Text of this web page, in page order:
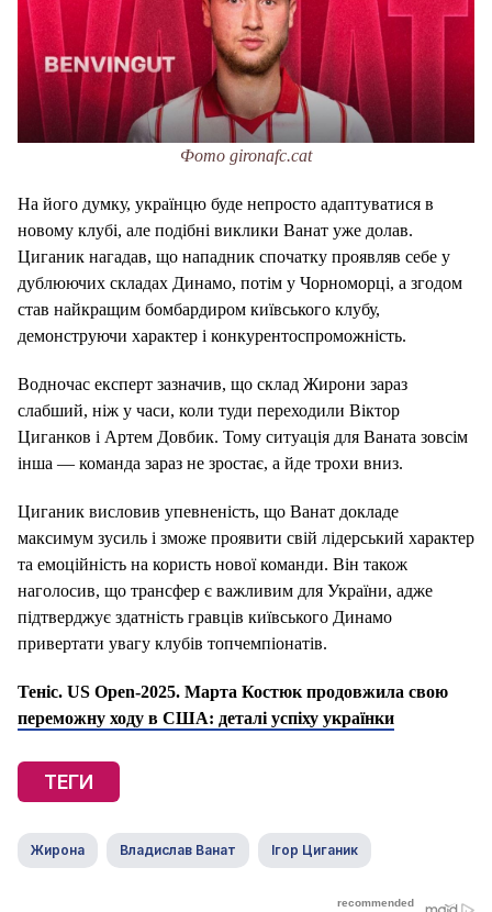
Фото gironafc.cat
На його думку, українцю буде непросто адаптуватися в
новому клубі, але подібні виклики Ванат уже долав.
Циганик нагадав, що нападник спочатку проявляв себе у
дублюючих складах Динамо, потім у Чорноморці, а згодом
став найкращим бомбардиром київського клубу,
демонструючи характер і конкурентоспроможність.
Водночас експерт зазначив, що склад Жирони зараз
слабший, ніж у часи, коли туди переходили Віктор
Циганков і Артем Довбик. Тому ситуація для Ваната зовсім
інша — команда зараз не зростає, а йде трохи вниз.
Циганик висловив упевненість, що Ванат докладе
максимум зусиль і зможе проявити свій лідерський характер
та емоційність на користь нової команди. Він також
наголосив, що трансфер є важливим для України, адже
підтверджує здатність гравців київського Динамо
привертати увагу клубів топчемпіонатів.
Теніс. US Open-2025. Марта Костюк продовжила свою
переможну ходу в США: деталі успіху українки
ТЕГИ
Жирона Владислав Ванат Ігор Циганик